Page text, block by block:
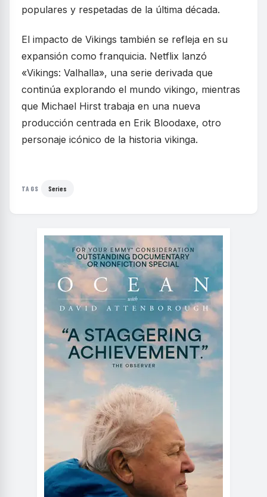
populares y respetadas de la última década.
El impacto de Vikings también se refleja en su
expansión como franquicia. Netflix lanzó
«Vikings: Valhalla», una serie derivada que
continúa explorando el mundo vikingo, mientras
que Michael Hirst trabaja en una nueva
producción centrada en Erik Bloodaxe, otro
personaje icónico de la historia vikinga.
TAGS Series